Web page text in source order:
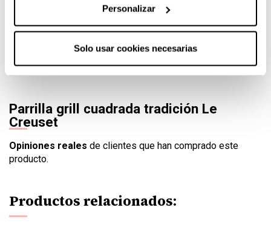
Personalizar
Solo usar cookies necesarias
esparce con ayuda de un pincel o papel cocina sobre la
la temperatura hagan el resto.
Las asas formanla misma pieza del conjunto
un agarre óptimo y seguro.
Parrilla grill cuadrada tradición Le
Creuset
Opiniones reales de clientes que han comprado este
producto.
Productos relacionados: